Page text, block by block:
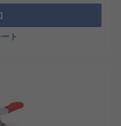
たりする危険性を
のに適したサイズ
い。サイズは、ジ
ューティクランプ
ちらが必要である
ト